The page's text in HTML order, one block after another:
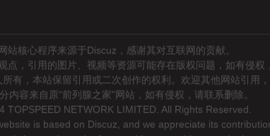
站核心程序来源于Discuz，感谢其对互联网的贡献。
点，引用的图片、视频等资源可能存在版权问题，如有侵权
有，本站保留引用或二次创作的权利。欢迎其他网站引用，
内容来自原“前列腺之家”网站，如有侵权，请联系删除。
TOPSPEED NETWORK LIMITED. All Rights Reserved.
is based on Discuz, and we appreciate its